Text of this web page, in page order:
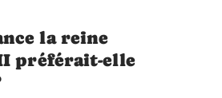
la reine
préférait-elle